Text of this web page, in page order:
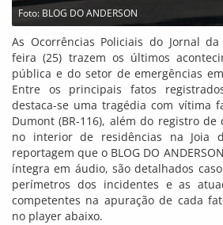
Foto: BLOG DO ANDERSON
As Ocorrências Policiais do Jornal
feira (25) trazem os últimos
pública e do setor de emergências
Entre os principais fatos
destaca-se uma tragédia com vítima
Dumont (BR-116), além do registro
no interior de residências na Joia
reportagem que o BLOG DO
íntegra em áudio, são detalhados
perímetros dos incidentes e as
competentes na apuração de cada
no player abaixo.